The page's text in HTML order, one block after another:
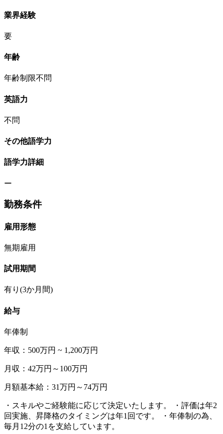
業界経験
要
年齢
年齢制限不問
英語力
不問
その他語学力
語学力詳細
ー
勤務条件
雇用形態
無期雇用
試用期間
有り(3か月間)
給与
年俸制
年収：500万円 ~ 1,200万円
月収：42万円～100万円
月額基本給：31万円～74万円
・スキルやご経験能に応じて決定いたします。 ・評価は年2
回実施、昇降格のタイミングは年1回です。 ・年俸制の為、
毎月12分の1を支給しています。